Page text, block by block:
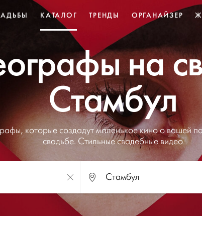
КАТАЛОГ ТРЕНДЫ ОРГАНАЙЗЕР
на
Стамбул
которые создадут маленькое кино о вашей
свадьбе. Стильные свадебные видео